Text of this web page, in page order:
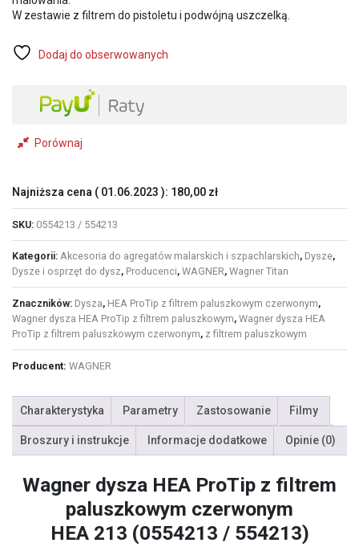
W zestawie z filtrem do pistoletu i podwójną uszczelką.
Dodaj do obserwowanych
Porównaj
Najniższa cena ( 01.06.2023 ): 180,00 zł
SKU: 0554213 / 554213
Kategorii: Akcesoria do agregatów malarskich i szpachlarskich, Dysze,
Dysze i osprzęt do dysz, Producenci, WAGNER, Wagner Titan
Znaczników: Dysza, HEA ProTip z filtrem paluszkowym czerwonym,
Wagner dysza HEA ProTip z filtrem paluszkowym, Wagner dysza HEA
ProTip z filtrem paluszkowym czerwonym, z filtrem paluszkowym
Producent: WAGNER
Charakterystyka Parametry Zastosowanie Filmy
Broszury i instrukcje Informacje dodatkowe Opinie (0)
Wagner dysza HEA ProTip z filtrem
paluszkowym czerwonym
HEA 213 (0554213 / 554213)